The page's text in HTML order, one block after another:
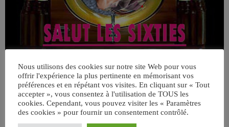
Generic Luxury Sedan Stock Image by KHI,Inc.
Nous utilisons des cookies sur notre site Web pour vous
offrir l'expérience la plus pertinente en mémorisant vos
préférences et en répétant vos visites. En cliquant sur « Tout
accepter », vous consentez à l'utilisation de TOUS les
cookies. Cependant, vous pouvez visiter les « Paramètres
des cookies » pour fournir un consentement contrôlé.